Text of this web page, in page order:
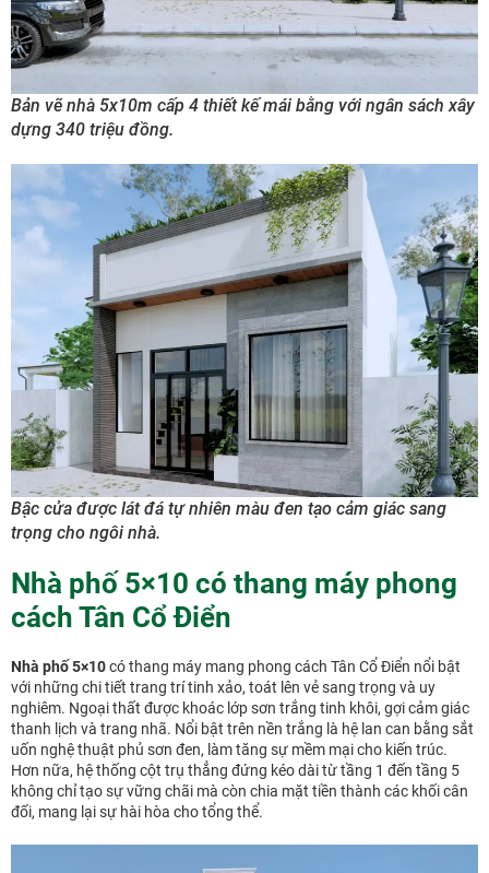
Bản vẽ nhà 5x10m cấp 4 thiết kế mái bằng với ngân sách xây
dựng 340 triệu đồng.
Bậc cửa được lát đá tự nhiên màu đen tạo cảm giác sang
trọng cho ngôi nhà.
Nhà phố 5×10 có thang máy phong
cách Tân Cổ Điển
Nhà phố 5×10có thang máy mang phong cách Tân Cổ Điển nổi bật
với những chi tiết trang trí tinh xảo, toát lên vẻ sang trọng và uy
nghiêm. Ngoại thất được khoác lớp sơn trắng tinh khôi, gợi cảm giác
thanh lịch và trang nhã. Nổi bật trên nền trắng là hệ lan can bằng sắt
uốn nghệ thuật phủ sơn đen, làm tăng sự mềm mại cho kiến trúc.
Hơn nữa, hệ thống cột trụ thẳng đứng kéo dài từ tầng 1 đến tầng 5
không chỉ tạo sự vững chãi mà còn chia mặt tiền thành các khối cân
đối, mang lại sự hài hòa cho tổng thể.